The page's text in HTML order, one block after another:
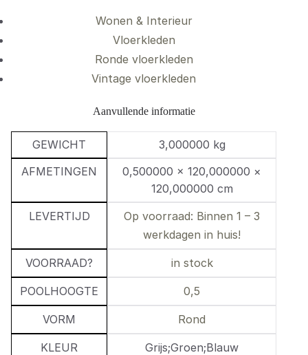
Wonen & Interieur
Vloerkleden
Ronde vloerkleden
Vintage vloerkleden
Aanvullende informatie
GEWICHT
3,000000 kg
AFMETINGEN
0,500000 × 120,000000 ×
120,000000 cm
LEVERTIJD
Op voorraad: Binnen 1 – 3
werkdagen in huis!
VOORRAAD? in stock
POOLHOOGTE 0,5
VORM Rond
KLEUR Grijs;Groen;Blauw